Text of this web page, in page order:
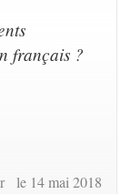
français ?
le 14 mai 2018